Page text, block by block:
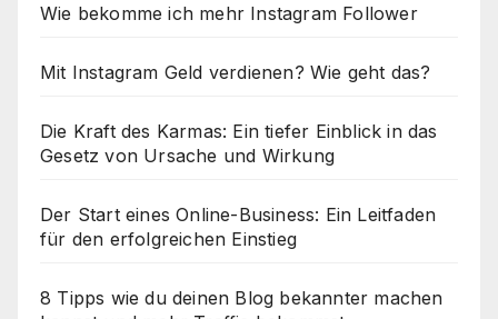
Wie bekomme ich mehr Instagram Follower
Mit Instagram Geld verdienen? Wie geht das?
Die Kraft des Karmas: Ein tiefer Einblick in das
Gesetz von Ursache und Wirkung
Der Start eines Online-Business: Ein Leitfaden
für den erfolgreichen Einstieg
8 Tipps wie du deinen Blog bekannter machen